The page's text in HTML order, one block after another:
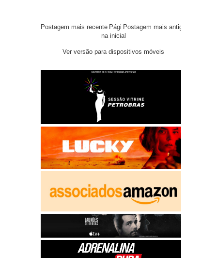
Postagem mais recente Postagem mais antiga
Pági
na inicial
Ver versão para dispositivos móveis